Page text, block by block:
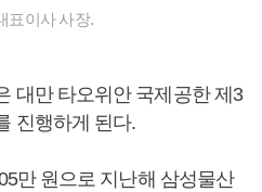
표이사 사장.
대만 타오위안 국제공한 제3
진행하게 된다.
만 원으로 지난해 삼성물산